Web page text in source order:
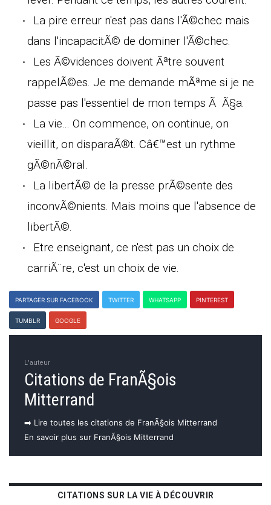
La pire erreur n'est pas dans l'Ã©chec mais
dans l'incapacitÃ© de dominer l'Ã©chec.
Les Ã©vidences doivent Ãªtre souvent
rappelÃ©es. Je me demande mÃªme si je ne
passe pas l'essentiel de mon temps Ã Ã§a.
La vie... On commence, on continue, on
vieillit, on disparaÃ®t. Câ€™est un rythme
gÃ©nÃ©ral.
La libertÃ© de la presse prÃ©sente des
inconvÃ©nients. Mais moins que l'absence de
libertÃ©.
Etre enseignant, ce n'est pas un choix de
carriÃ¨re, c'est un choix de vie.
PARTAGER SUR FACEBOOK TWITTER WHATSAPP PINTEREST
TUMBLR GOOGLE
L'auteur
Citations de FranÃ§ois
Mitterrand
➡️ Lire toutes les citations de FranÃ§ois Mitterrand
En savoir plus sur FranÃ§ois Mitterrand
CITATIONS SUR LA VIE À DÉCOUVRIR